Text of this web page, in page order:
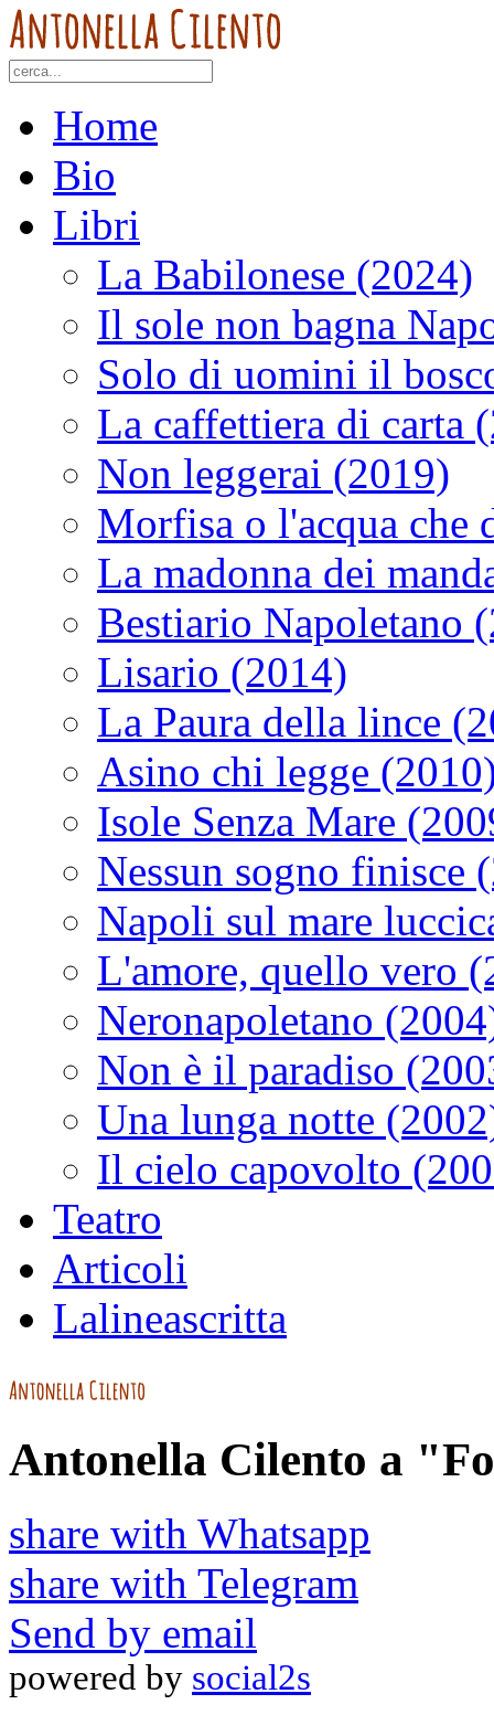
Home
Bio
Libri
La Babilonese (2024)
Il sole non bagna
Solo di uomini il
La caffettiera di carta
Non leggerai (2019)
Morfisa o l'acqua che
La madonna dei
Bestiario Napoletano
Lisario (2014)
La Paura della lince
Asino chi legge
Isole Senza Mare
Nessun sogno finisce
Napoli sul mare
L'amore, quello vero
Neronapoletano
Non è il paradiso
Una lunga notte
Il cielo capovolto
Teatro
Articoli
Lalineascritta
Antonella Cilento a
share with Whatsapp
share with Telegram
Send by email
powered by social2s